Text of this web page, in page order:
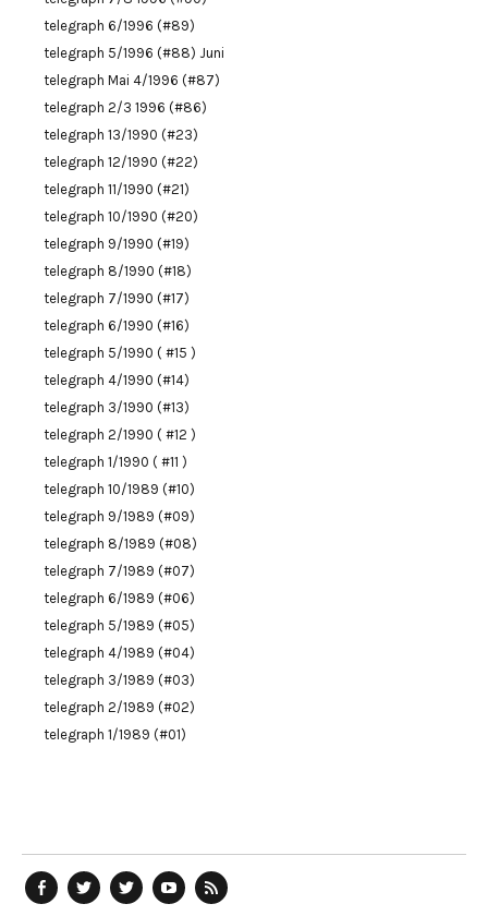
telegraph 6/1996 (#89)
telegraph 5/1996 (#88) Juni
telegraph Mai 4/1996 (#87)
telegraph 2/3 1996 (#86)
telegraph 13/1990 (#23)
telegraph 12/1990 (#22)
telegraph 11/1990 (#21)
telegraph 10/1990 (#20)
telegraph 9/1990 (#19)
telegraph 8/1990 (#18)
telegraph 7/1990 (#17)
telegraph 6/1990 (#16)
telegraph 5/1990 ( #15 )
telegraph 4/1990 (#14)
telegraph 3/1990 (#13)
telegraph 2/1990 ( #12 )
telegraph 1/1990 ( #11 )
telegraph 10/1989 (#10)
telegraph 9/1989 (#09)
telegraph 8/1989 (#08)
telegraph 7/1989 (#07)
telegraph 6/1989 (#06)
telegraph 5/1989 (#05)
telegraph 4/1989 (#04)
telegraph 3/1989 (#03)
telegraph 2/1989 (#02)
telegraph 1/1989 (#01)